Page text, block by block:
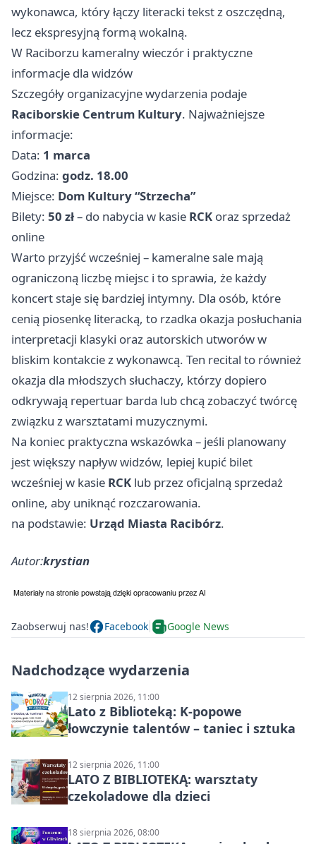
wykonawca, który łączy literacki tekst z oszczędną,
lecz ekspresyjną formą wokalną.
W Raciborzu kameralny wieczór i praktyczne
informacje dla widzów
Szczegóły organizacyjne wydarzenia podaje
Raciborskie Centrum Kultury. Najważniejsze
informacje:
Data: 1 marca
Godzina: godz. 18.00
Miejsce: Dom Kultury “Strzecha”
Bilety: 50 zł– do nabycia w kasie RCK oraz sprzedaż
online
Warto przyjść wcześniej – kameralne sale mają
ograniczoną liczbę miejsc i to sprawia, że każdy
koncert staje się bardziej intymny. Dla osób, które
cenią piosenkę literacką, to rzadka okazja posłuchania
interpretacji klasyki oraz autorskich utworów w
bliskim kontakcie z wykonawcą. Ten recital to również
okazja dla młodszych słuchaczy, którzy dopiero
odkrywają repertuar barda lub chcą zobaczyć twórcę
związku z warsztatami muzycznymi.
Na koniec praktyczna wskazówka – jeśli planowany
jest większy napływ widzów, lepiej kupić bilet
wcześniej w kasie RCK lub przez oficjalną sprzedaż
online, aby uniknąć rozczarowania.
na podstawie: Urząd Miasta Racibórz.
Autor:krystian
Zaobserwuj nas! Facebook Google News
Nadchodzące wydarzenia
12 sierpnia 2026, 11:00
Lato z Biblioteką: K-popowe
łowczynie talentów – taniec i sztuka
12 sierpnia 2026, 11:00
LATO Z BIBLIOTEKĄ: warsztaty
czekoladowe dla dzieci
18 sierpnia 2026, 08:00